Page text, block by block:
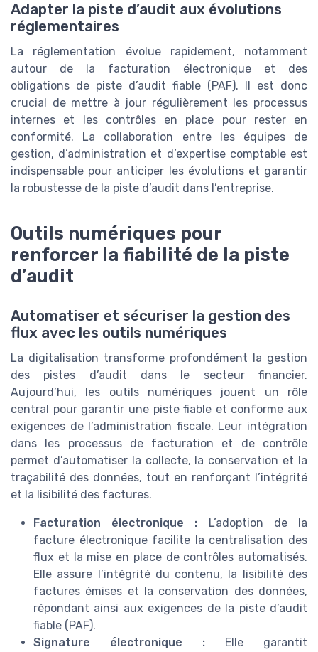
Adapter la piste d’audit aux évolutions
réglementaires
La réglementation évolue rapidement, notamment
autour de la facturation électronique et des
obligations de piste d’audit fiable (PAF). Il est donc
crucial de mettre à jour régulièrement les processus
internes et les contrôles en place pour rester en
conformité. La collaboration entre les équipes de
gestion, d’administration et d’expertise comptable est
indispensable pour anticiper les évolutions et garantir
la robustesse de la piste d’audit dans l’entreprise.
Outils numériques pour
renforcer la fiabilité de la piste
d’audit
Automatiser et sécuriser la gestion des
flux avec les outils numériques
La digitalisation transforme profondément la gestion
des pistes d’audit dans le secteur financier.
Aujourd’hui, les outils numériques jouent un rôle
central pour garantir une piste fiable et conforme aux
exigences de l’administration fiscale. Leur intégration
dans les processus de facturation et de contrôle
permet d’automatiser la collecte, la conservation et la
traçabilité des données, tout en renforçant l’intégrité
et la lisibilité des factures.
Facturation électronique : L’adoption de la
facture électronique facilite la centralisation des
flux et la mise en place de contrôles automatisés.
Elle assure l’intégrité du contenu, la lisibilité des
factures émises et la conservation des données,
répondant ainsi aux exigences de la piste d’audit
fiable (PAF).
Signature électronique : Elle garantit